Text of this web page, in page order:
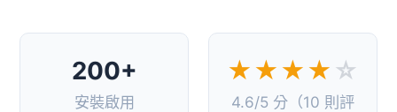
200+
安裝啟用
★★★★ ☆
4.6/5 分（10 則評